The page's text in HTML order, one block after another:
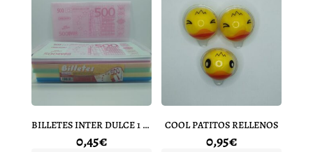
BILLETES INTER DULCE 1 UNIDAD
0,45€
COOL PATITOS RELLENOS
0,95€